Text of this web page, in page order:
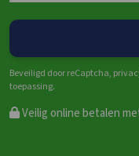
Beveiligd door reCaptcha,
toepassing.
Veilig online betalen